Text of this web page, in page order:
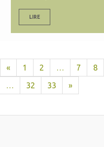
LIRE
« 1 2 … 7 8
…
32 33 »